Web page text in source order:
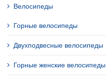
Велосипеды
Горные велосипеды
Двухподвесные велосипеды
Горные женские велосипеды